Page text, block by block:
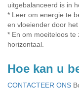
uitgebalanceerd is in
* Leer om energie te
en vloeiender door
* En om moeiteloos te
horizontaal.
Hoe kan u
CONTACTEER ONS